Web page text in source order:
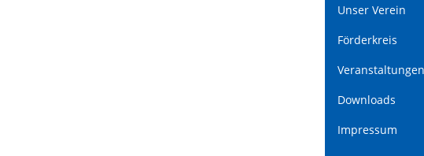
Unser Verein
Förderkreis
Veranstaltungen
Downloads
Impressum